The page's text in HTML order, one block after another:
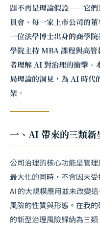
題不再是理論假設——它們
員會、每一家上市公司的
一位法學博士出身的商學
學院主持 MBA 課程與高
者理解 AI 對治理的衝擊。
局理論的洞見，為 AI 時代
架。
一、AI 帶來的三類新
公司治理的核心功能是管
最大化的同時，不會因未
AI 的大規模應用並未改變
風險的性質與形態。在我
的新型治理風險歸納為三類